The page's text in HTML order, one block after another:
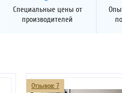
Специальные цены от
производителей
Отзывов: 7